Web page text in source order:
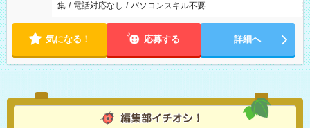
集 / 電話対応なし / パソコンスキル不要
気になる！ 応募する 詳細へ